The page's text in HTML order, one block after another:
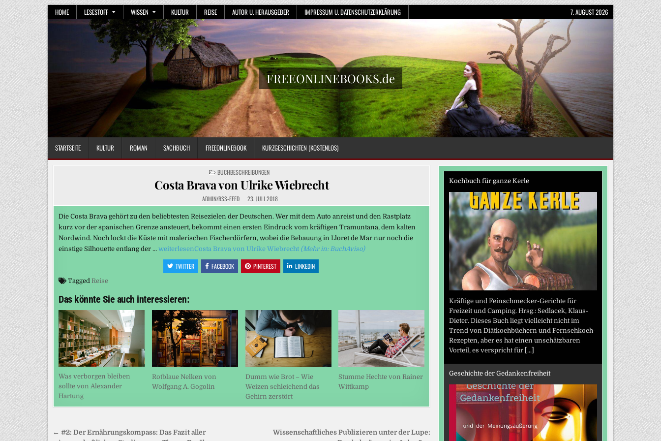
Skip
to
content
HOME LESESTOFF WISSEN KULTUR REISE AUTOR U. HERAUSGEBER IMPRESSUM U. DATENSCHUTZERKLÄRUNG 7. AUGUST 2026
FREEONLINEBOOKS.de
STARTSEITE KULTUR ROMAN SACHBUCH FREEONLINEBOOK KURZGESCHICHTEN (KOSTENLOS)
POSTED
IN
BUCHBESCHREIBUNGEN
Costa Brava von Ulrike Wiebrecht
ADMIN/RSS-FEED 23. JULI 2018
Die Costa Brava gehört zu den beliebtesten Reisezielen der Deutschen. Wer mit dem Auto anreist und den Rastplatz
kurz vor der spanischen Grenze ansteuert, bekommt einen ersten Eindruck vom kräftigen Tramuntana, dem kalten
Nordwind. Noch lockt die Küste mit malerischen Fischerdörfern, wobei die Bebauung in Lloret de Mar nur noch die
einstige Silhouette entlang der … weiterlesen Costa Brava von Ulrike Wiebrecht (Mehr in: BuchAviso)
TWITTER FACEBOOK PINTEREST LINKEDIN
Tagged Reise
Das könnte Sie auch interessieren:
Was verborgen bleiben
sollte von Alexander
Hartung
Rotblaue Nelken von
Wolfgang A. Gogolin
Dumm wie Brot – Wie
Weizen schleichend das
Gehirn zerstört
Stumme Hechte von Rainer
Wittkamp
Beitragsnavigation
Wissenschaftliches Publizieren unter der Lupe:
← #2: Der Ernährungskompass: Das Fazit aller
Kochbuch für ganze Kerle
Kräftige und Feinschmecker-Gerichte für
Freizeit und Camping. Hrsg.: Sedlacek, Klaus-
Dieter. Dieses Buch liegt vielleicht nicht im
Trend von Diätkochbüchern und Fernsehkoch-
Rezepten, aber es hat einen unschätzbaren
Vorteil, es verspricht für [...]
Geschichte der Gedankenfreiheit